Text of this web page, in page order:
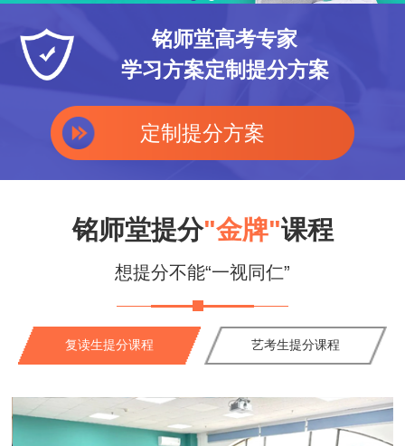
铭师堂高考专家
学习方案定制提分方案
定制提分方案
铭师堂提分"金牌"课程
想提分不能“一视同仁”
复读生提分课程 艺考生提分课程